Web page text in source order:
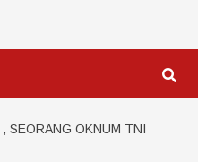
SEORANG OKNUM TNI